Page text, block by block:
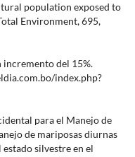
population exposed to
Environment, 695,
incremento del 15%.
index.php?
para el Manejo de
de mariposas diurnas
silvestre en el